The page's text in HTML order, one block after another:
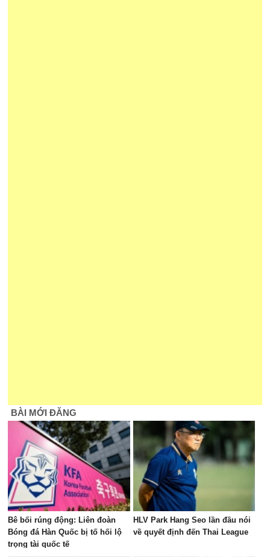
BÀI MỚI ĐĂNG
Bê bối rúng động: Liên đoàn
Bóng đá Hàn Quốc bị tố hối lộ
trọng tài quốc tế
HLV Park Hang Seo lần đầu nói
về quyết định đến Thai League